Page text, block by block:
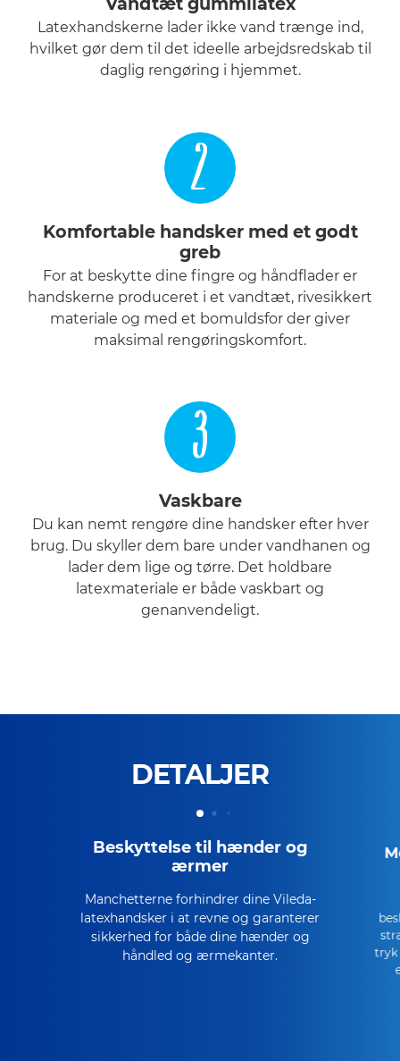
Latexhandskerne lader ikke vand trænge ind,
hvilket gør dem til det ideelle arbejdsredskab til
daglig rengøring i hjemmet.
2
Komfortable handsker med et godt
greb
For at beskytte dine fingre og håndflader er
handskerne produceret i et vandtæt, rivesikkert
materiale og med et bomuldsfor der giver
maksimal rengøringskomfort.
3
Vaskbare
Du kan nemt rengøre dine handsker efter hver
brug. Du skyller dem bare under vandhanen og
lader dem lige og tørre. Det holdbare
latexmateriale er både vaskbart og
genanvendeligt.
DETALJER
Beskyttelse til hænder og
ærmer
Manchetterne forhindrer dine Vileda-
latexhandsker i at revne og garanterer
sikkerhed for både dine hænder og
håndled og ærmekanter.
tryk